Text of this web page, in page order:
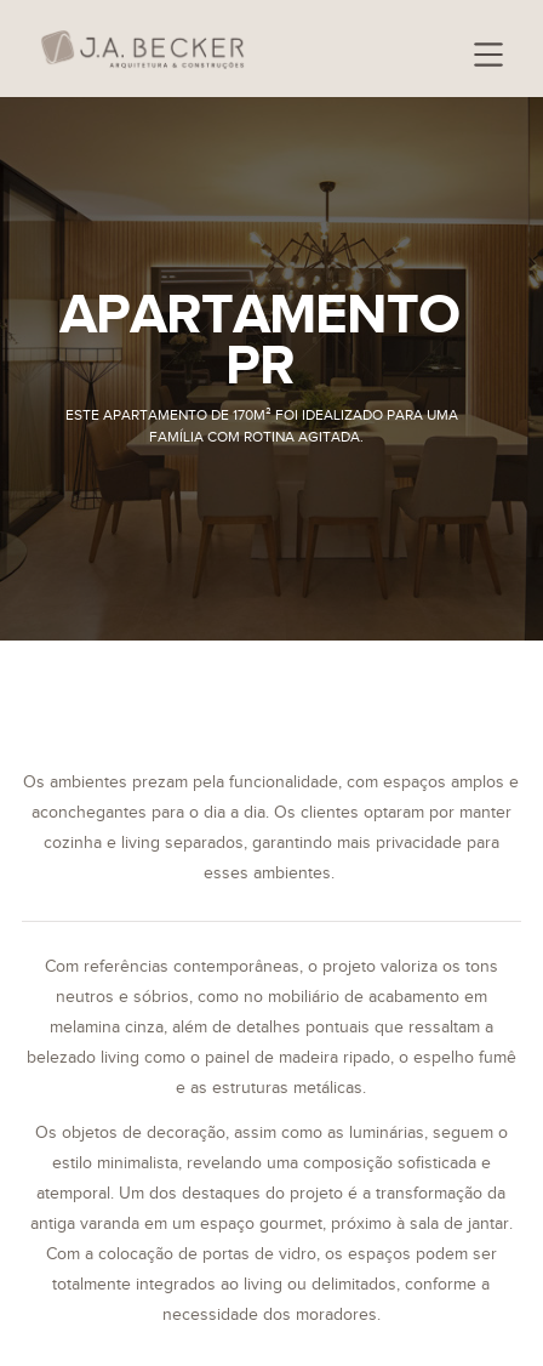
APARTAMENTO
PR
ESTE APARTAMENTO DE 170M² FOI IDEALIZADO PARA UMA
FAMÍLIA COM ROTINA AGITADA.
Os ambientes prezam pela funcionalidade, com espaços amplos e
aconchegantes para o dia a dia. Os clientes optaram por manter
cozinha e living separados, garantindo mais privacidade para
esses ambientes.
Com referências contemporâneas, o projeto valoriza os tons
neutros e sóbrios, como no mobiliário de acabamento em
melamina cinza, além de detalhes pontuais que ressaltam a
belezado living como o painel de madeira ripado, o espelho fumê
e as estruturas metálicas.
Os objetos de decoração, assim como as luminárias, seguem o
estilo minimalista, revelando uma composição sofisticada e
atemporal. Um dos destaques do projeto é a transformação da
antiga varanda em um espaço gourmet, próximo à sala de jantar.
Com a colocação de portas de vidro, os espaços podem ser
totalmente integrados ao living ou delimitados, conforme a
necessidade dos moradores.